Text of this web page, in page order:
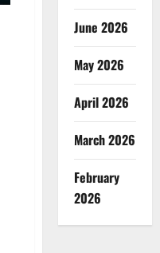
June 2026
May 2026
April 2026
March 2026
February
2026